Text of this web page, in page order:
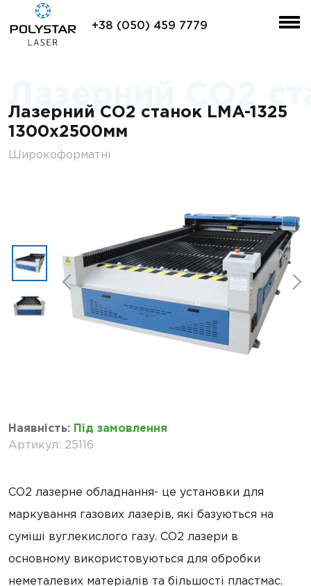
+38 (050) 459 7779
Лазерний CO2 станок LMA-1325
1300х2500мм
Широкоформатні
Наявність: Під замовлення
Артикул : 25116
CO2 лазерне обладнання- це установки для
маркування газових лазерів, які базуються на
суміші вуглекислого газу. CO2 лазери в
основному використовуються для обробки
неметалевих матеріалів та більшості пластмас.